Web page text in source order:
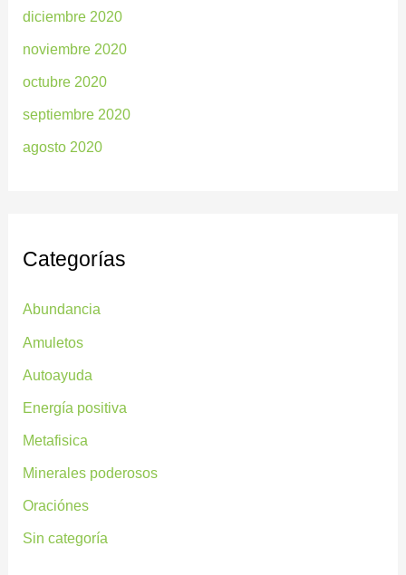
diciembre 2020
noviembre 2020
octubre 2020
septiembre 2020
agosto 2020
Categorías
Abundancia
Amuletos
Autoayuda
Energía positiva
Metafisica
Minerales poderosos
Oraciónes
Sin categoría